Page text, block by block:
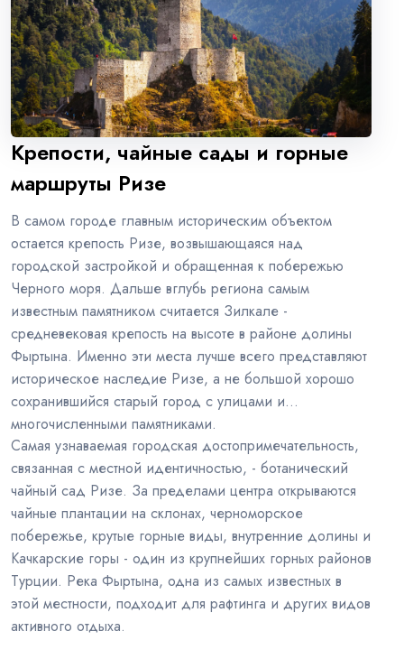
Крепости, чайные сады и горные
маршруты Ризе
В самом городе главным историческим объектом
остается крепость Ризе, возвышающаяся над
городской застройкой и обращенная к побережью
Черного моря. Дальше вглубь региона самым
известным памятником считается Зилкале -
средневековая крепость на высоте в районе долины
Фыртына. Именно эти места лучше всего представляют
историческое наследие Ризе, а не большой хорошо
сохранившийся старый город с улицами и
многочисленными памятниками.
Самая узнаваемая городская достопримечательность,
связанная с местной идентичностью, - ботанический
чайный сад Ризе. За пределами центра открываются
чайные плантации на склонах, черноморское
побережье, крутые горные виды, внутренние долины и
Качкарские горы - один из крупнейших горных районов
Турции. Река Фыртына, одна из самых известных в
этой местности, подходит для рафтинга и других видов
активного отдыха.